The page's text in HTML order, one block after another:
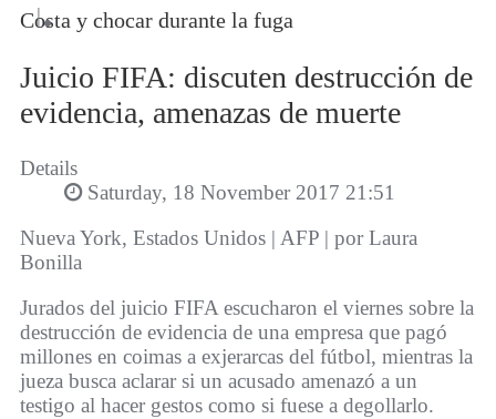
Costa y chocar durante la fuga
|
Juicio FIFA: discuten destrucción de
evidencia, amenazas de muerte
Details
Saturday, 18 November 2017 21:51
Nueva York, Estados Unidos | AFP | por Laura
Bonilla
Jurados del juicio FIFA escucharon el viernes sobre la
destrucción de evidencia de una empresa que pagó
millones en coimas a exjerarcas del fútbol, mientras la
jueza busca aclarar si un acusado amenazó a un
testigo al hacer gestos como si fuese a degollarlo.